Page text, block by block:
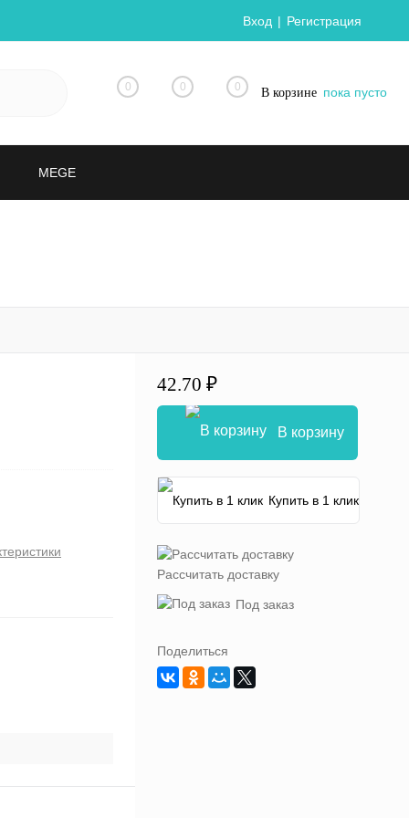
Вход Регистрация
0 0 0 В корзине пока пусто
MEGE
42.70 ₽
В корзину
Купить в 1 клик
Рассчитать доставку
Под заказ
Поделиться